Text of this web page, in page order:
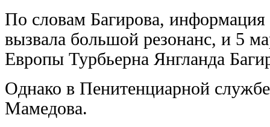
По словам Багирова,
вызвала большой резонанс, и 5
Европы Турбьерна Янгланда
Однако в Пенитенциарной
Мамедова.